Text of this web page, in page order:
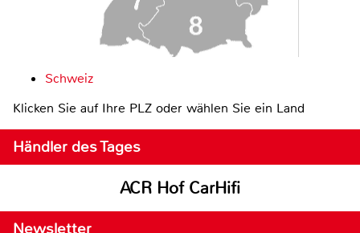
Schweiz
Klicken Sie auf Ihre PLZ oder wählen Sie ein Land
Händler des Tages
ACR Hof CarHifi
Newsletter